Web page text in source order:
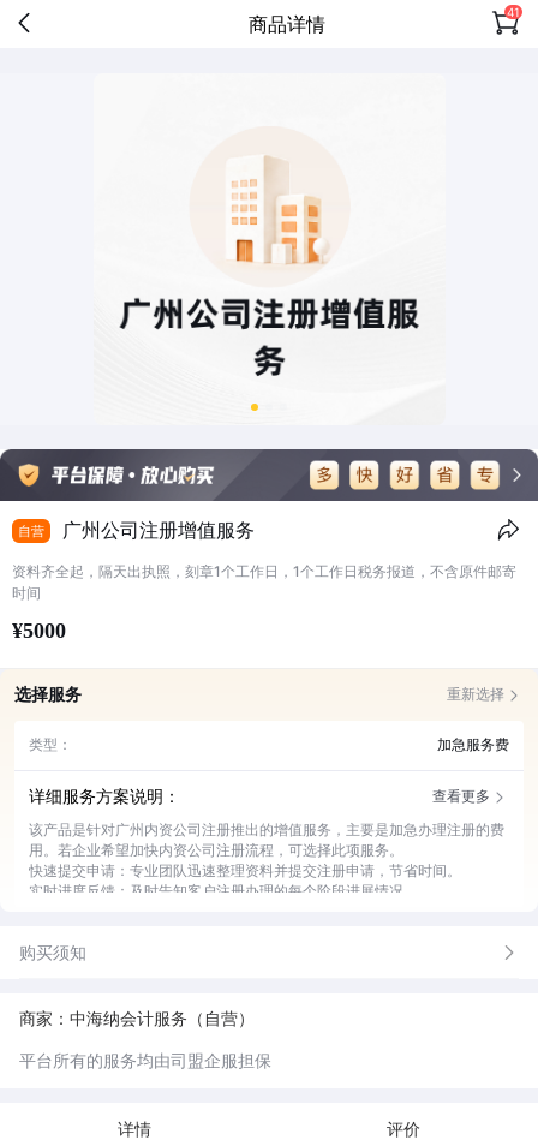
商品详情 41
自营 广州公司注册增值服务
资料齐全起，隔天出执照，刻章1个工作日，1个工作日税务报道，不含原件邮寄
时间
¥5000
选择服务 重新选择
类型： 加急服务费
详细服务方案说明：
查看更多
该产品是针对广州内资公司注册推出的增值服务，主要是加急办理注册的费
用。若企业希望加快内资公司注册流程，可选择此项服务。
快速提交申请：专业团队迅速整理资料并提交注册申请，节省时间。
实时进度反馈：及时告知客户注册办理的每个阶段进展情况。
全程专人跟进：安排专人负责，确保注册流程顺利推进。
购买须知
商家：中海纳会计服务（自营）
平台所有的服务均由司盟企服担保
详情 评价